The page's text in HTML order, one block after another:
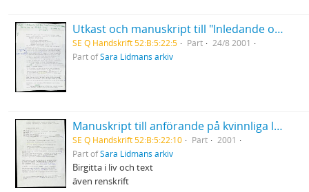
Utkast och manuskript till "Inledande ord före Sven David Sandströms musik till en Mölna-Elegi" på Slottet
SE Q Handskrift 52:B:5:22:5 Part
24/8 2001
Part ofSara Lidmans arkiv
Manuskript till anförande på kvinnliga litteraturvetares konferens med Birgitta Holms 65-års dag som anledning för semenariet
SE Q Handskrift 52:B:5:22:10 Part
2001
Part ofSara Lidmans arkiv
Birgitta i liv och text
även renskrift